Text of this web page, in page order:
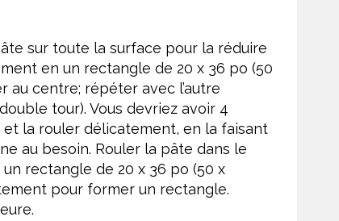
sur toute la surface pour la réduire
en un rectangle de 20 x 36 po (50
au centre; répéter avec l’autre
tour). Vous devriez avoir 4
la rouler délicatement, en la faisant
au besoin. Rouler la pâte dans le
rectangle de 20 x 36 po (50 x
pour former un rectangle.